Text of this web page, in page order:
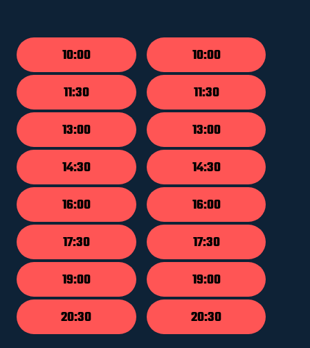
10:00
11:30
13:00
14:30
16:00
17:30
19:00
20:30
10:00
11:30
13:00
14:30
16:00
17:30
19:00
20:30